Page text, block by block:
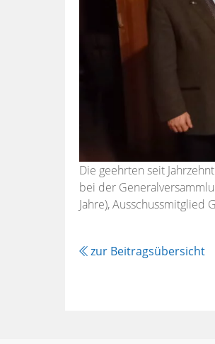
Die geehrten seit
bei der
Jahre), Ausschussmitglied
zur Beitragsübersicht